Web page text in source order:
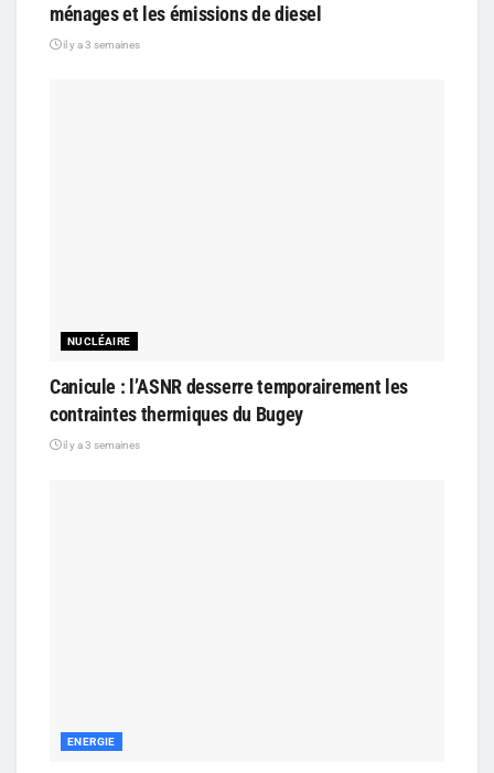
ménages et les émissions de diesel
il y a 3 semaines
NUCLÉAIRE
Canicule : l’ASNR desserre temporairement les
contraintes thermiques du Bugey
il y a 3 semaines
ENERGIE